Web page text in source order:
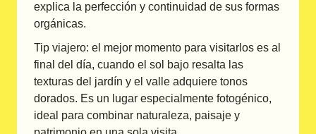
explica la perfección y continuidad de sus formas
orgánicas.
Tip viajero: el mejor momento para visitarlos es al
final del día, cuando el sol bajo resalta las
texturas del jardín y el valle adquiere tonos
dorados. Es un lugar especialmente fotogénico,
ideal para combinar naturaleza, paisaje y